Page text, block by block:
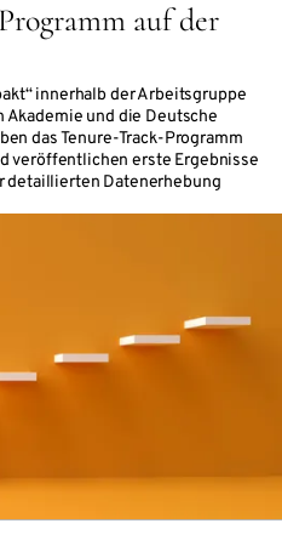
auf der
innerhalb der Arbeitsgruppe
und die Deutsche
das Tenure-Track-Programm
veröffentlichen erste Ergebnisse
detaillierten Datenerhebung